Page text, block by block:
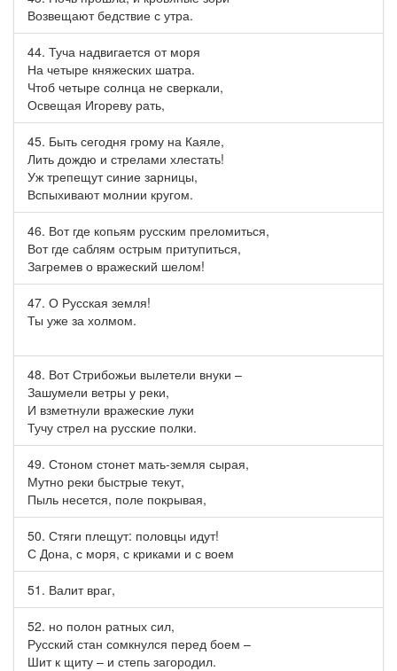
Возвещают бедствие с утра.
44. Туча надвигается от моря
На четыре княжеских шатра.
Чтоб четыре солнца не сверкали,
Освещая Игореву рать,
45. Быть сегодня грому на Каяле,
Лить дождю и стрелами хлестать!
Уж трепещут синие зарницы,
Вспыхивают молнии кругом.
46. Вот где копьям русским преломиться,
Вот где саблям острым притупиться,
Загремев о вражеский шелом!
47. О Русская земля!
Ты уже за холмом.
48. Вот Стрибожьи вылетели внуки –
Зашумели ветры у реки,
И взметнули вражеские луки
Тучу стрел на русские полки.
49. Стоном стонет мать-земля сырая,
Мутно реки быстрые текут,
Пыль несется, поле покрывая,
50. Стяги плещут: половцы идут!
С Дона, с моря, с криками и с воем
51. Валит враг,
52. но полон ратных сил,
Русский стан сомкнулся перед боем –
Шит к щиту – и степь загородил.